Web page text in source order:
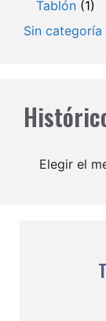
Tablón (1)
Sin categoría
Archivos